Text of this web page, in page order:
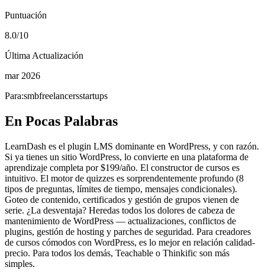
Puntuación
8.0/10
Última Actualización
mar 2026
Para:smbfreelancersstartups
En Pocas Palabras
LearnDash es el plugin LMS dominante en WordPress, y con razón.
Si ya tienes un sitio WordPress, lo convierte en una plataforma de
aprendizaje completa por $199/año. El constructor de cursos es
intuitivo. El motor de quizzes es sorprendentemente profundo (8
tipos de preguntas, límites de tiempo, mensajes condicionales).
Goteo de contenido, certificados y gestión de grupos vienen de
serie. ¿La desventaja? Heredas todos los dolores de cabeza de
mantenimiento de WordPress — actualizaciones, conflictos de
plugins, gestión de hosting y parches de seguridad. Para creadores
de cursos cómodos con WordPress, es lo mejor en relación calidad-
precio. Para todos los demás, Teachable o Thinkific son más
simples.